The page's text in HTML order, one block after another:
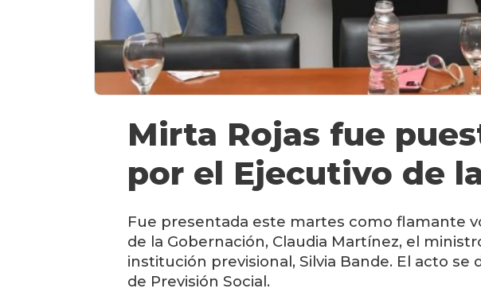
Mirta Rojas fue
por el Ejecutivo de
Fue presentada este martes como flamante
de la Gobernación, Claudia Martínez, el
institución previsional, Silvia Bande. El acto
de Previsión Social.